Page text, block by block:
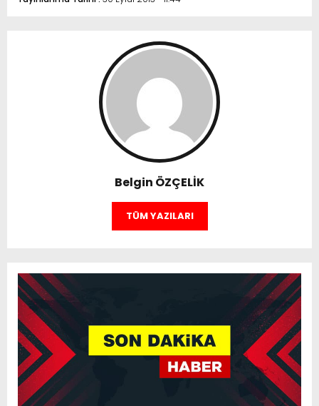
Belgin ÖZÇELİK
TÜM YAZILARI